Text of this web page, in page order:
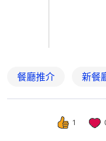
餐廳推介 新餐
1